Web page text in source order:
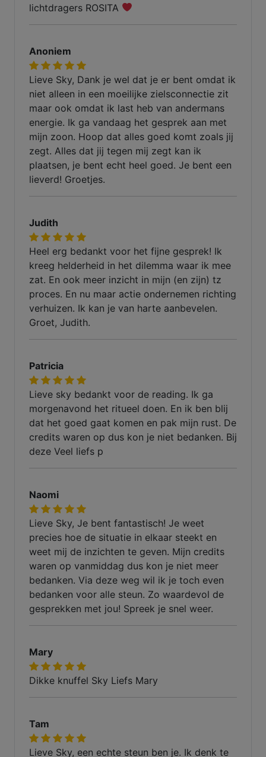
lichtdragers ROSITA
Anoniem
Lieve Sky, Dank je wel dat je er bent omdat ik
niet alleen in een moeilijke zielsconnectie zit
maar ook omdat ik last heb van andermans
energie. Ik ga vandaag het gesprek aan met
mijn zoon. Hoop dat alles goed komt zoals jij
zegt. Alles dat jij tegen mij zegt kan ik
plaatsen, je bent echt heel goed. Je bent een
lieverd! Groetjes.
Judith
Heel erg bedankt voor het fijne gesprek! Ik
kreeg helderheid in het dilemma waar ik mee
zat. En ook meer inzicht in mijn (en zijn) tz
proces. En nu maar actie ondernemen richting
verhuizen. Ik kan je van harte aanbevelen.
Groet, Judith.
Patricia
Lieve sky bedankt voor de reading. Ik ga
morgenavond het ritueel doen. En ik ben blij
dat het goed gaat komen en pak mijn rust. De
credits waren op dus kon je niet bedanken. Bij
deze Veel liefs p
Naomi
Lieve Sky, Je bent fantastisch! Je weet
precies hoe de situatie in elkaar steekt en
weet mij de inzichten te geven. Mijn credits
waren op vanmiddag dus kon je niet meer
bedanken. Via deze weg wil ik je toch even
bedanken voor alle steun. Zo waardevol de
gesprekken met jou! Spreek je snel weer.
Mary
Dikke knuffel Sky Liefs Mary
Tam
Lieve Sky, een echte steun ben je. Ik denk te